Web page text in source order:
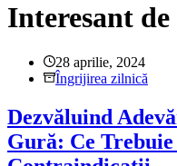
Interesant
28 aprilie, 2024
Îngrijirea zilnică
Dezvăluind
Gură: Ce Trebuie